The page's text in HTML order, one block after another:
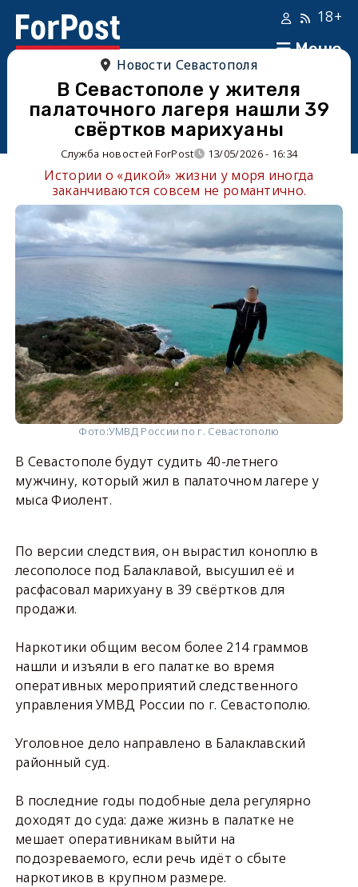
Меню
18+
Новости Севастополя
В Севастополе у жителя
палаточного лагеря нашли 39
свёртков марихуаны
Служба новостей ForPost 13/05/2026 - 16:34
Истории о «дикой» жизни у моря иногда
заканчиваются совсем не романтично.
Фото:УМВД России по г. Севастополю
В Севастополе будут судить 40-летнего
мужчину, который жил в палаточном лагере у
мыса Фиолент.
По версии следствия, он вырастил коноплю в
лесополосе под Балаклавой, высушил её и
расфасовал марихуану в 39 свёртков для
продажи.
Наркотики общим весом более 214 граммов
нашли и изъяли в его палатке во время
оперативных мероприятий следственного
управления УМВД России по г. Севастополю.
Уголовное дело направлено в Балаклавский
районный суд.
В последние годы подобные дела регулярно
доходят до суда: даже жизнь в палатке не
мешает оперативникам выйти на
подозреваемого, если речь идёт о сбыте
наркотиков в крупном размере.